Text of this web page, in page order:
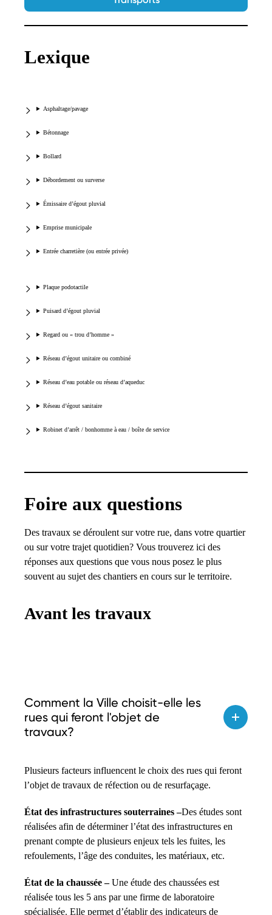
Lexique
Asphaltage/pavage
Bétonnage
Bollard
Débordement ou surverse
Émissaire d’égout pluvial
Emprise municipale
Entrée charretière (ou entrée privée)
Plaque podotactile
Puisard d’égout pluvial
Regard ou « trou d’homme »
Réseau d’égout unitaire ou combiné
Réseau d’eau potable ou réseau d’aqueduc
Réseau d’égout sanitaire
Robinet d’arrêt / bonhomme à eau / boîte de service
Foire aux questions
Des travaux se déroulent sur votre rue, dans votre quartier
ou sur votre trajet quotidien? Vous trouverez ici des
réponses aux questions que vous nous posez le plus
souvent au sujet des chantiers en cours sur le territoire.
Avant les travaux
Comment la Ville choisit-elle les
rues qui feront l'objet de
travaux?
Plusieurs facteurs influencent le choix des rues qui feront
l’objet de travaux de réfection ou de resurfaçage.
État des infrastructures souterraines –Des études sont
réalisées afin de déterminer l’état des infrastructures en
prenant compte de plusieurs enjeux tels les fuites, les
refoulements, l’âge des conduites, les matériaux, etc.
État de la chaussée –Une étude des chaussées est
réalisée tous les 5 ans par une firme de laboratoire
spécialisée. Elle permet d’établir des indicateurs de